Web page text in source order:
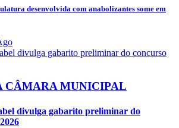
desenvolvida com anabolizantes some em
CÂMARA MUNICIPAL
divulga gabarito preliminar do